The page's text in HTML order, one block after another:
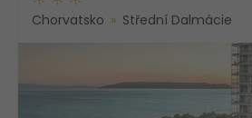
Chorvatsko Střední Dalmácie